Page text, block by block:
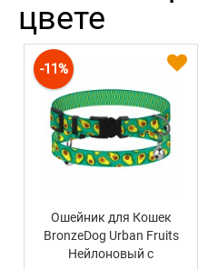
цвете
-11%
Ошейник для Кошек
BronzeDog Urban Fruits
Нейлоновый с